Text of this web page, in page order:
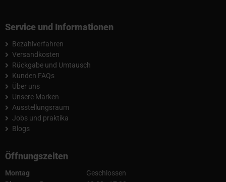
Service und Informationen
Bezahlverfahren
Versandkosten
Rückgabe und Umtausch
Kunden FAQs
Über uns
Unsere Marken
Ausstellungsraum
Jobs und praktika
Blogs
Öffnungszeiten
Montag
Geschlossen